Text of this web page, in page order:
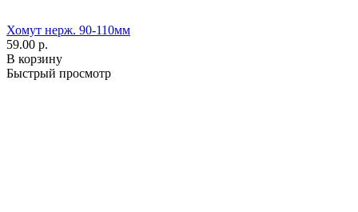
Хомут нерж. 90-110мм
59.00 р.
В корзину
Быстрый просмотр